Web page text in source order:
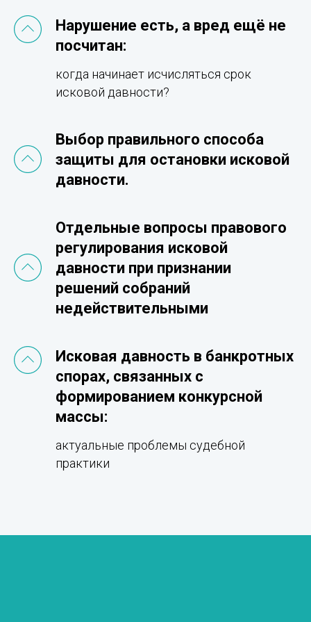
Нарушение есть, а вред ещё не
посчитан:
когда начинает исчисляться срок
исковой давности?
Выбор правильного способа
защиты для остановки исковой
давности.
Отдельные вопросы правового
регулирования исковой
давности при признании
решений собраний
недействительными
Исковая давность в банкротных
спорах, связанных с
формированием конкурсной
массы:
актуальные проблемы судебной
практики